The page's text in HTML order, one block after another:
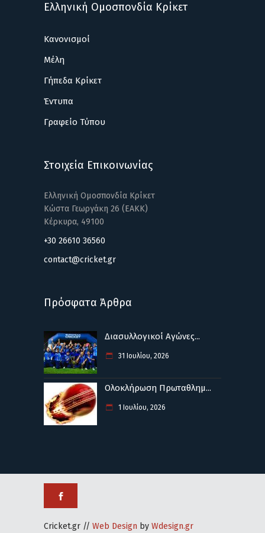
Ελληνική Ομοσπονδία Κρίκετ
Κανονισμοί
Μέλη
Γήπεδα Κρίκετ
Έντυπα
Γραφείο Τύπου
Στοιχεία Επικοινωνίας
Ελληνική Ομοσπονδία Κρίκετ
Κώστα Γεωργάκη 26 (ΕΑΚΚ)
Κέρκυρα, 49100
+30 26610 36560
contact@cricket.gr
Πρόσφατα Άρθρα
Διασυλλογικοί Αγώνες...
31 Ιουλίου, 2026
Ολοκλήρωση Πρωταθλημ...
1 Ιουλίου, 2026
Cricket.gr // Web Design by Wdesign.gr